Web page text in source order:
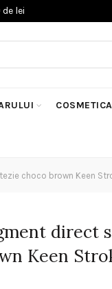
COSMETICA
choco brown Keen
direct
Keen